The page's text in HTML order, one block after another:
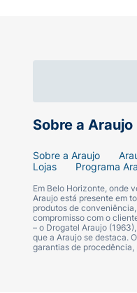
Sobre a Araujo
Sobre a Araujo
Lojas
Programa
Em Belo Horizonte, onde
Araujo está presente em
produtos de
compromisso com o
– o Drogatel Araujo
que a Araujo se destaca.
garantias de